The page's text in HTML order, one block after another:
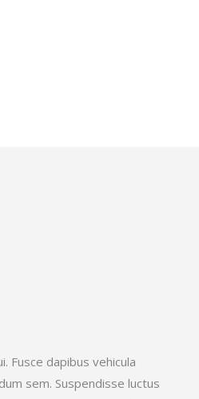
Fusce dapibus vehicula
sem. Suspendisse luctus